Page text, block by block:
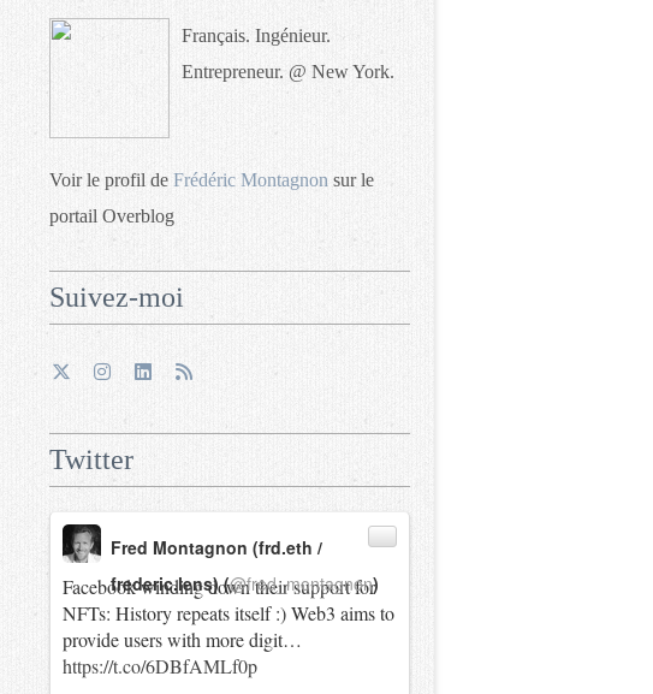
Français. Ingénieur.
Entrepreneur. @ New York.
Voir le profil de Frédéric Montagnon sur le
portail Overblog
Suivez-moi
Twitter
Facebook winding down their support for
NFTs: History repeats itself :) Web3 aims to
provide users with more digit…
https://t.co/6DBfAMLf0p
Fred Montagnon (frd.eth /
frederic.lens) (@fred_montagnon)